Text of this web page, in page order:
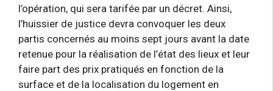
l’opération, qui sera tarifée par un décret. Ainsi,
l’huissier de justice devra convoquer les deux
partis concernés au moins sept jours avant la date
retenue pour la réalisation de l’état des lieux et leur
faire part des prix pratiqués en fonction de la
surface et de la localisation du logement en